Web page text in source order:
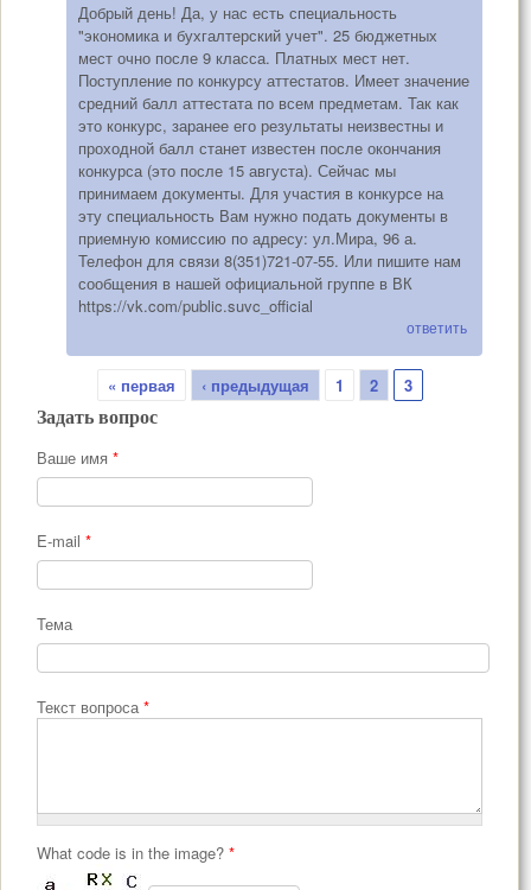
Добрый день! Да, у нас есть специальность
"экономика и бухгалтерский учет". 25 бюджетных
мест очно после 9 класса. Платных мест нет.
Поступление по конкурсу аттестатов. Имеет значение
средний балл аттестата по всем предметам. Так как
это конкурс, заранее его результаты неизвестны и
проходной балл станет известен после окончания
конкурса (это после 15 августа). Сейчас мы
принимаем документы. Для участия в конкурсе на
эту специальность Вам нужно подать документы в
приемную комиссию по адресу: ул.Мира, 96 а.
Телефон для связи 8(351)721-07-55. Или пишите нам
сообщения в нашей официальной группе в ВК
https://vk.com/public.suvc_official
ответить
Страницы« первая ‹ предыдущая 1 2 3
Задать вопрос
Ваше имя *
E-mail *
Тема
Текст вопроса*
What code is in the image? *